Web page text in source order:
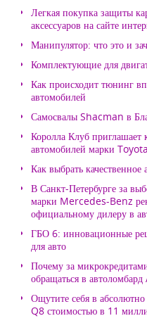
Легкая покупка защиты
аксессуаров на сайте
Манипулятор: что это и
Комплектующие для
Как происходит тюнинг
автомобилей
Самосвалы Shacman в
Королла Клуб приглашает
автомобилей марки
Как выбрать качественное
В Санкт-Петербурге за
марки Mercedes-Benz
официальному дилеру в
ГБО 6: инновационные
для авто
Почему за
обращаться в
Ощутите себя в
Q8 стоимостью в 11